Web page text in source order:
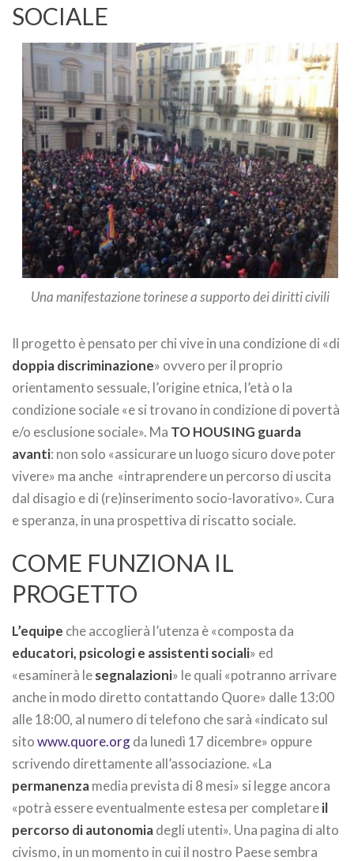
SOCIALE
Una manifestazione torinese a supporto dei diritti civili
Il progetto è pensato per chi vive in una condizione di «di
doppia discriminazione» ovvero per il proprio
orientamento sessuale, l’origine etnica, l’età o la
condizione sociale «e si trovano in condizione di povertà
e/o esclusione sociale». Ma TO HOUSING guarda
avanti: non solo «assicurare un luogo sicuro dove poter
vivere» ma anche «intraprendere un percorso di uscita
dal disagio e di (re)inserimento socio-lavorativo». Cura
e speranza, in una prospettiva di riscatto sociale.
COME FUNZIONA IL
PROGETTO
L’equipe che accoglierà l’utenza è «composta da
educatori, psicologi e assistenti sociali» ed
«esaminerà lesegnalazioni» le quali «potranno arrivare
anche in modo diretto contattando Quore» dalle 13:00
alle 18:00, al numero di telefono che sarà «indicato sul
sitowww.quore.orgda lunedì 17 dicembre» oppure
scrivendo direttamente all’associazione. «La
permanenzamedia prevista di 8 mesi» si legge ancora
«potrà essere eventualmente estesa per completareil
percorso di autonomiadegli utenti». Una pagina di alto
civismo, in un momento in cui il nostro Paese sembra